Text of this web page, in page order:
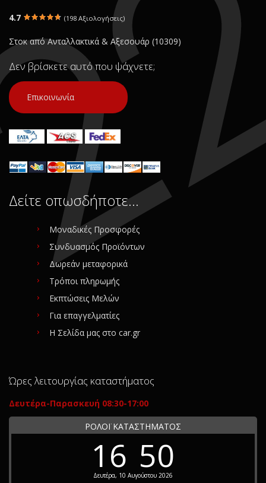
4.7 (198 Αξιολογήσεις)
Στοκ από Ανταλλακτικά & Αξεσουάρ (10309)
Δεν βρίσκετε αυτό που ψάχνετε;
Επικοινωνία
Δείτε οπωσδήποτε…
Μοναδικές Προσφορές
Συνδυασμός Προϊόντων
Δωρεάν μεταφορικά
Τρόποι πληρωμής
Εκπτώσεις Μελών
Για επαγγελματίες
Η Σελίδα μας στο car.gr
Ώρες λειτουργίας καταστήματος
Δευτέρα-Παρασκευή 08:30-17:00
ΡΟΛΟΪ ΚΑΤΑΣΤΗΜΑΤΟΣ
16 50
Δευτέρα, 10 Αυγούστου 2026